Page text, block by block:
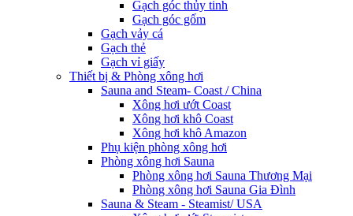
Gạch góc thủy tinh
Gạch góc gốm
Gạch vảy cá
Gạch thẻ
Gạch vỉ giấy
Thiết bị & Phòng xông hơi
Sauna and Steam- Coast / China
Xông hơi ướt Coast
Xông hơi khô Coast
Xông hơi khô Amazon
Phụ kiện phòng xông hơi
Phòng xông hơi Sauna
Phòng xông hơi Sauna Thương Mại
Phòng xông hơi Sauna Gia Đình
Sauna & Steam - Steamist/ USA